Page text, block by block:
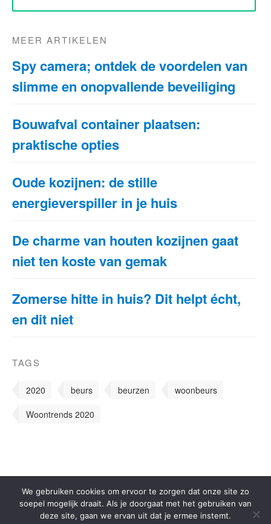
MEER ARTIKELEN
Spy camera; ontdek de voordelen van
slimme en onopvallende beveiliging
Bouwafval container plaatsen:
praktische opties
Oude kozijnen: de stille
energieverspiller in je huis
De charme van houten kozijnen gaat
niet ten koste van gemak
Zomerse hitte in huis? Dit helpt écht,
en dit niet
TAGS
2020 beurs beurzen
woonbeurs
Woontrends 2020
© 2000-2026 - Woonwebsite.nl -Privacyverklaring
We gebruiken cookies om ervoor te zorgen dat onze site zo
soepel mogelijk draait. Als je doorgaat met het gebruiken van
deze site, gaan we ervan uit dat je ermee instemt.